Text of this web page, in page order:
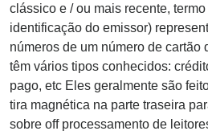
clássico e / ou mais recente,
identificação do emissor)
números de um número de cartão
têm vários tipos conhecidos:
pago, etc Eles geralmente são
tira magnética na parte traseira
sobre off processamento de